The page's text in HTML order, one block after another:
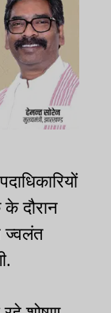
के दौरान
ज्वलंत